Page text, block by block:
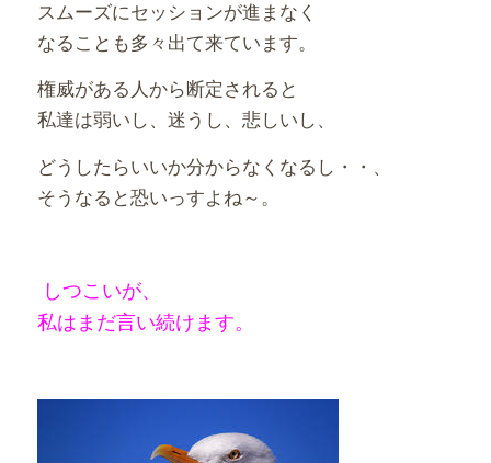
スムーズにセッションが進まなく
なることも多々出て来ています。
権威がある人から断定されると
私達は弱いし、迷うし、悲しいし、
どうしたらいいか分からなくなるし・・、
そうなると恐いっすよね～。
しつこいが、
私はまだ言い続けます。